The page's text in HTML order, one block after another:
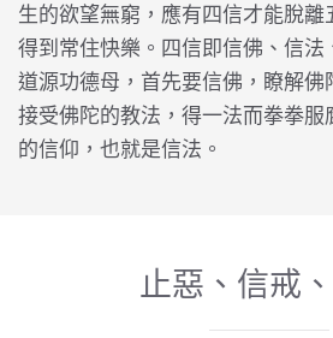
生的欲望無窮，應有四信才能脫離
得到常住快樂。四信即信佛、信法
道源功德母，首先要信佛，瞭解佛
接受佛陀的教法，得一法而拳拳服
的信仰，也就是信法。
止惡、信戒